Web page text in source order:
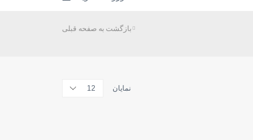
بازگشت به صفحه قبلی
نمایان
تعداد